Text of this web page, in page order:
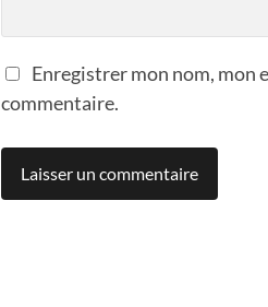
Enregistrer mon nom, mon
commentaire.